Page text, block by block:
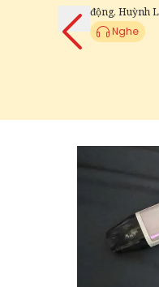
động, Huỳnh
Nghe